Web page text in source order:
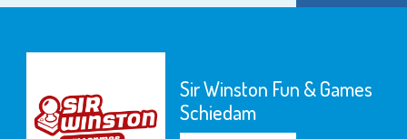
Sir Winston Fun & Games
Schiedam